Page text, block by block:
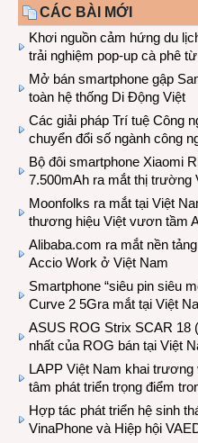
CÁC BÀI MỚI
Khơi nguồn cảm hứng du
trải nghiệm pop-up cà phê
Mở bán smartphone gập
toàn hệ thống Di Động Việt
Các giải pháp Trí tuệ Công
chuyển đổi số ngành công
Bộ đôi smartphone Xiaomi
7.500mAh ra mắt thị trường
Moonfolks ra mắt tại Việt
thương hiệu Việt vươn tầm
Alibaba.com ra mắt nền
Accio Work ở Việt Nam
Smartphone “siêu pin siêu
Curve 2 5Gra mắt tại Việt
ASUS ROG Strix SCAR 18
nhất của ROG bán tại Việt
LAPP Việt Nam khai
tâm phát triển trọng điểm
Hợp tác phát triển hệ sinh
VinaPhone và Hiệp hội